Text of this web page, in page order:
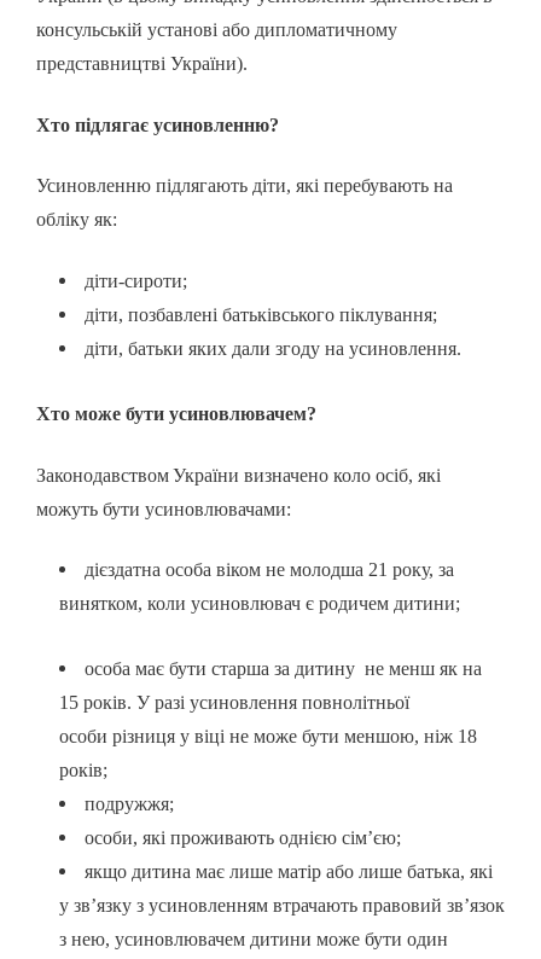
консульській установі або дипломатичному
представництві України).
Хто підлягає усиновленню?
Усиновленню підлягають діти, які перебувають на
обліку як:
діти-сироти;
діти, позбавлені батьківського піклування;
діти, батьки яких дали згоду на усиновлення.
Хто може бути усиновлювачем?
ЗаконодавствомУкраїни визначено коло осіб, які
можуть бути усиновлювачами:
дієздатна особа віком не молодша 21 року, за
винятком, коли усиновлювач є родичем дитини;
особа має бути старша за дитину не менш як на
15 років. У разі усиновлення повнолітньої
особи різниця у віці не може бути меншою, ніж 18
років;
подружжя;
особи, які проживають однією сім’єю;
якщо дитина має лише матір або лише батька, які
у зв’язку з усиновленням втрачають правовий зв’язок
з нею, усиновлювачем дитини може бути один